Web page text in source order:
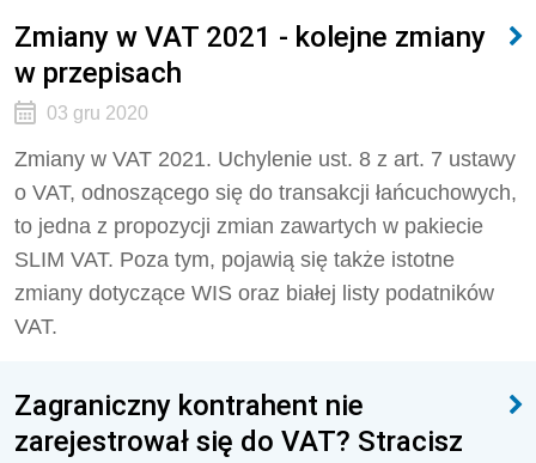
Zmiany w VAT 2021 - kolejne zmiany
w przepisach
03 gru 2020
Zmiany w VAT 2021. Uchylenie ust. 8 z art. 7 ustawy
o VAT, odnoszącego się do transakcji łańcuchowych,
to jedna z propozycji zmian zawartych w pakiecie
SLIM VAT. Poza tym, pojawią się także istotne
zmiany dotyczące WIS oraz białej listy podatników
VAT.
Zagraniczny kontrahent nie
zarejestrował się do VAT? Stracisz